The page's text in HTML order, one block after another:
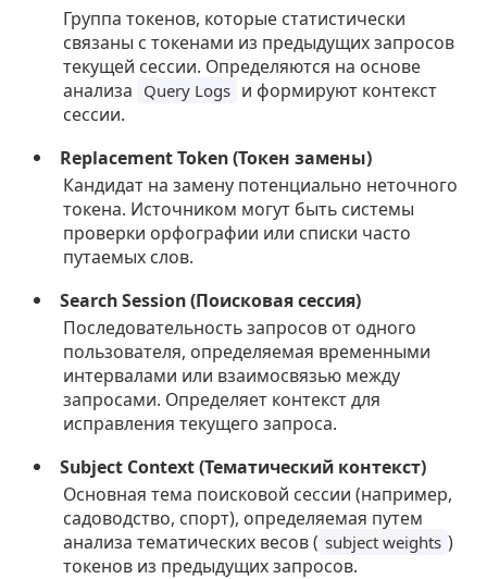
Группа токенов, которые статистически
связаны с токенами из предыдущих запросов
текущей сессии. Определяются на основе
анализа Query Logs и формируют контекст
сессии.
Replacement Token (Токен замены)
Кандидат на замену потенциально неточного
токена. Источником могут быть системы
проверки орфографии или списки часто
путаемых слов.
Search Session (Поисковая сессия)
Последовательность запросов от одного
пользователя, определяемая временными
интервалами или взаимосвязью между
запросами. Определяет контекст для
исправления текущего запроса.
Subject Context (Тематический контекст)
Основная тема поисковой сессии (например,
садоводство, спорт), определяемая путем
анализа тематических весов ( subject weights )
токенов из предыдущих запросов.